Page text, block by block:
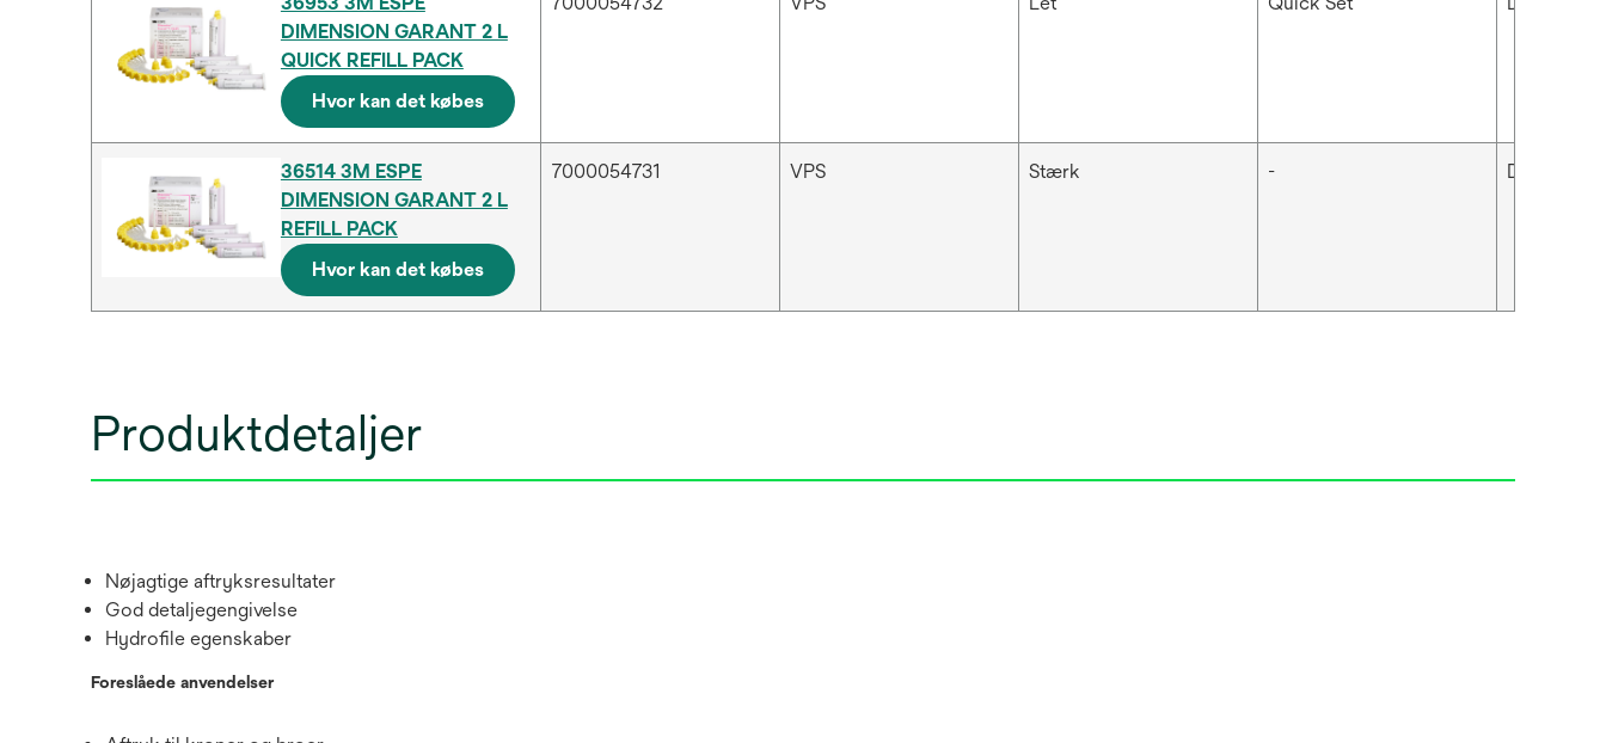
DIMENSION GARANT 2 L
QUICK REFILL PACK
Hvor kan det købes
36514 3M ESPE
DIMENSION GARANT 2 L
REFILL PACK
Hvor kan det købes
7000054731 VPS Stærk - Dental
Produktdetaljer
Nøjagtige aftryksresultater
God detaljegengivelse
Hydrofile egenskaber
Foreslåede anvendelser